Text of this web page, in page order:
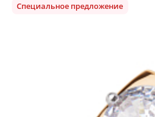
Специальное предложение